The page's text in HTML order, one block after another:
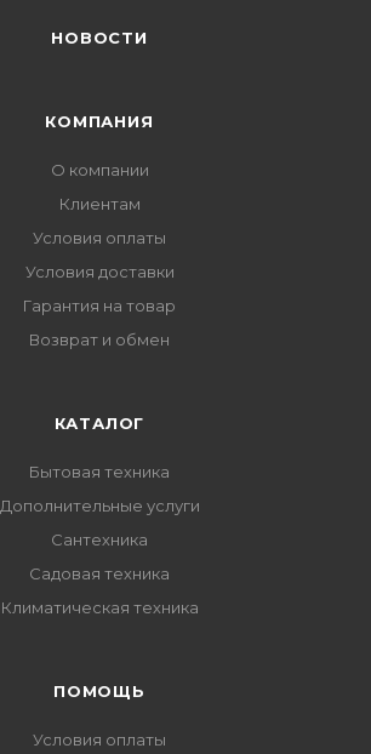
НОВОСТИ
КОМПАНИЯ
О компании
Клиентам
Условия оплаты
Условия доставки
Гарантия на товар
Возврат и обмен
КАТАЛОГ
Бытовая техника
Дополнительные услуги
Сантехника
Садовая техника
Климатическая техника
ПОМОЩЬ
Условия оплаты